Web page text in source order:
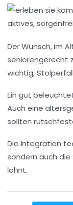
Der Wunsch, im
seniorengerecht
wichtig,
Ein gut
Auch eine
sollten
Die Integration
sondern auch
lohnt.